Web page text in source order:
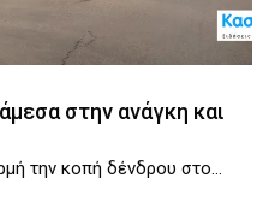
στην ανάγκη και
την κοπή δένδρου στο...